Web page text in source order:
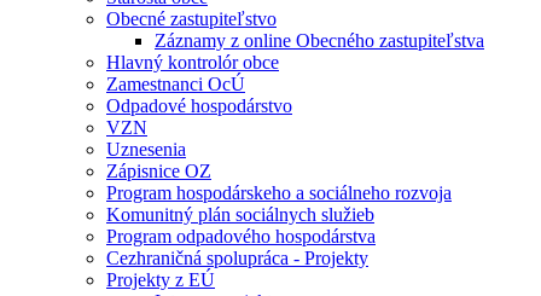
Obecné zastupiteľstvo
Záznamy z online Obecného zastupiteľstva
Hlavný kontrolór obce
Zamestnanci OcÚ
Odpadové hospodárstvo
VZN
Uznesenia
Zápisnice OZ
Program hospodárskeho a sociálneho rozvoja
Komunitný plán sociálnych služieb
Program odpadového hospodárstva
Cezhraničná spolupráca - Projekty
Projekty z EÚ